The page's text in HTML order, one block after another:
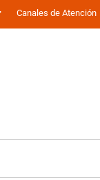
Canales de Atención